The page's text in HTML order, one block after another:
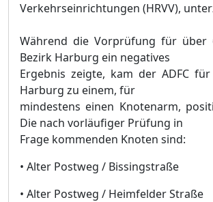
Verkehrseinrichtungen (HRVV),
Während die Vorprüfung für über
Bezirk Harburg ein negatives
Ergebnis zeigte, kam der ADFC
Harburg zu einem, für
mindestens einen Knotenarm,
Die nach vorläufiger Prüfung in
Frage kommenden Knoten sind:
• Alter Postweg / Bissingstraße
• Alter Postweg / Heimfelder Straße